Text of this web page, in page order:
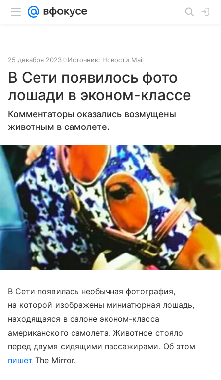
25 декабря 2023 Источник: Новости Mail
В Сети появилось фото
лошади в эконом-классе
Комментаторы оказались возмущены
животным в самолете.
В Сети появилась необычная фотография,
на которой изображены миниатюрная лошадь,
находящаяся в салоне эконом-класса
американского самолета. Животное стояло
перед двумя сидящими пассажирами. Об этом
пишет The Mirror.